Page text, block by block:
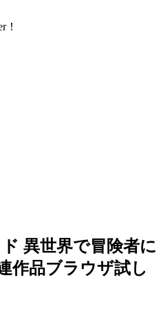
！
ド 異世界で冒険者に
作品ブラウザ試し